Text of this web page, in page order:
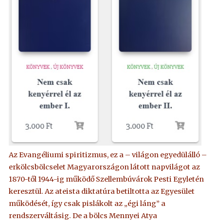
Az Evangéliumi spiritizmus, ez a – világon egyedülálló –
erkölcsbölcselet Magyarországon látott napvilágot az
1870-től 1944-ig működő Szellembúvárok Pesti Egyletén
keresztül. Az ateista diktatúra betiltotta az Egyesület
működését, így csak pislákolt az „égi láng” a
rendszerváltásig. De a bölcs Mennyei Atya